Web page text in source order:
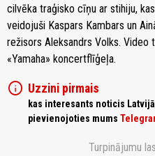
cilvēka traģisko cīņu ar stihiju,
veidojuši Kaspars Kambars un
režisors Aleksandrs Volks. Video
«Yamaha» koncertflīģeļa.
info Uzzini pirmais
kas interesants noticis
pievienojoties mums
Turpinājumu